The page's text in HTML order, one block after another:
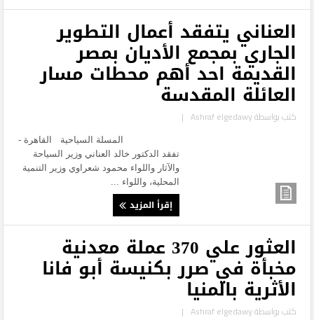
العناني يتفقد أعمال التطوير
الجاري بمجمع الأديان بمصر
القديمة احد أهم محطات مسار
العائلة المقدسة
كتب بواسطةAshraf elgedawy
|
المسلة السياحية القاهرة -
تفقد الدكتور خالد العناني وزير السياحة
والآثار واللواء محمود شعراوي وزير التنمية
المحلية، واللواء ...
إقرأ المزيد
العثور علي 370 عملة معدنية
مخبأة في صرر بكنيسة أبو فانا
الأثرية بالمنيا
كتب بواسطةAshraf elgedawy
|